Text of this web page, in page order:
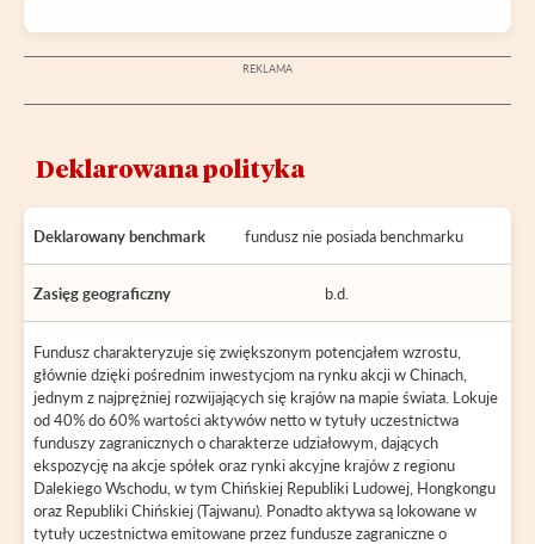
Deklarowana polityka
Deklarowany benchmark fundusz nie posiada benchmarku
Zasięg geograficzny b.d.
Fundusz charakteryzuje się zwiększonym potencjałem wzrostu,
głównie dzięki pośrednim inwestycjom na rynku akcji w Chinach,
jednym z najprężniej rozwijających się krajów na mapie świata. Lokuje
od 40% do 60% wartości aktywów netto w tytuły uczestnictwa
funduszy zagranicznych o charakterze udziałowym, dających
ekspozycję na akcje spółek oraz rynki akcyjne krajów z regionu
Dalekiego Wschodu, w tym Chińskiej Republiki Ludowej, Hongkongu
oraz Republiki Chińskiej (Tajwanu). Ponadto aktywa są lokowane w
tytuły uczestnictwa emitowane przez fundusze zagraniczne o